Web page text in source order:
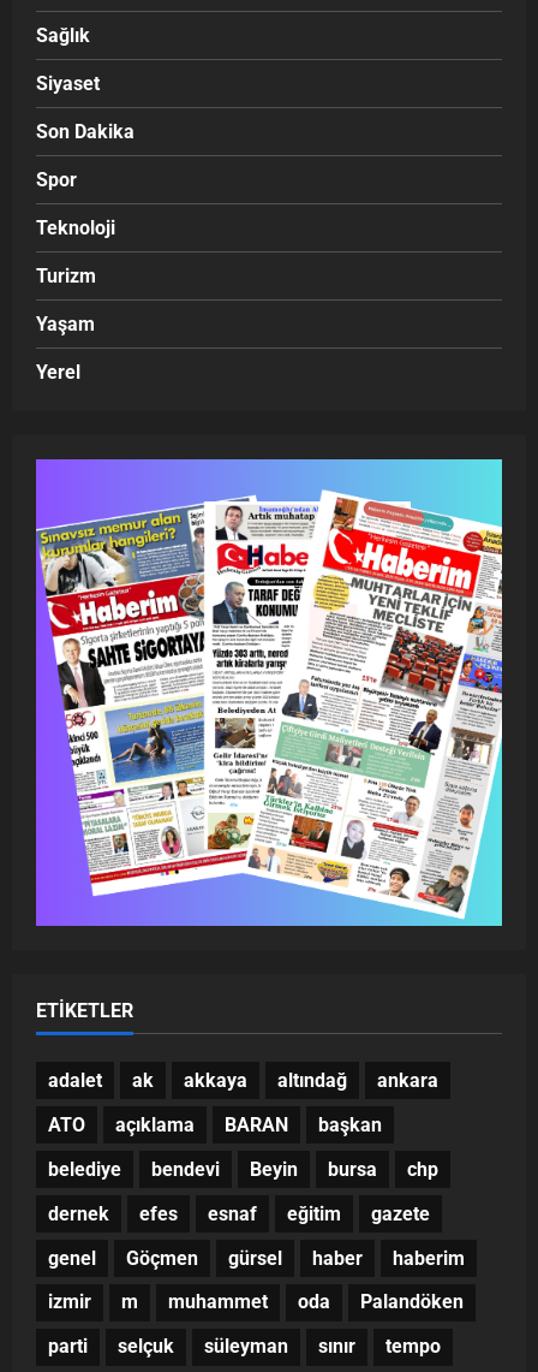
Sağlık
Siyaset
Son Dakika
Spor
Teknoloji
Turizm
Yaşam
Yerel
ETIKETLER
adalet ak akkaya altındağ
ankara
ATO
açıklama BARAN
başkan
belediye
bendevi Beyin bursa
chp
dernek
efes esnaf eğitim
gazete
genel
Göçmen gürsel haber
haberim
izmir
m muhammet oda
Palandöken
parti
selçuk süleyman sınır
tempo